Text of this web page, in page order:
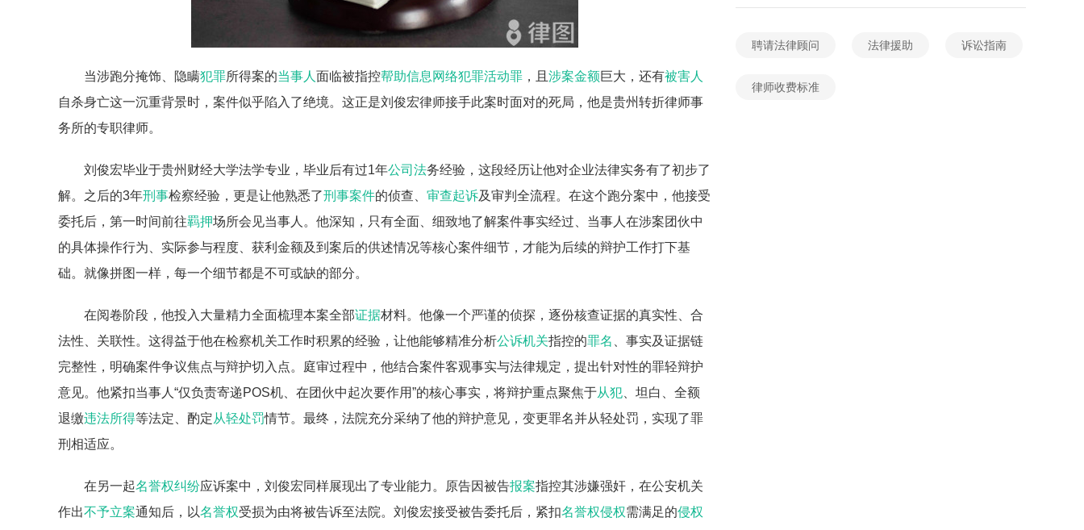
当涉跑分掩饰、隐瞒犯罪所得案的当事人 面临被指控帮助信息网络犯罪活动罪 ，且 涉案金额巨大，还有被害人
自杀身亡这一沉重背景时，案件似乎陷入了绝境。这正是刘俊宏律师接手此案时面对的死局，他是贵州转折律师事
务所的专职律师。
刘俊宏毕业于贵州财经大学法学专业，毕业后有过1年公司法务经验，这段经历让他对企业法律实务有了初步了
解。之后的3年刑事检察经验，更是让他熟悉了刑事案件的侦查、 审查起诉及审判全流程。在这个跑分案中，他接受
委托后，第一时间前往羁押场所会见当事人。他深知，只有全面、细致地了解案件事实经过、当事人在涉案团伙中
的具体操作行为、实际参与程度、获利金额及到案后的供述情况等核心案件细节，才能为后续的辩护工作打下基
础。就像拼图一样，每一个细节都是不可或缺的部分。
在阅卷阶段，他投入大量精力全面梳理本案全部证据材料。他像一个严谨的侦探，逐份核查证据的真实性、合
法性、关联性。这得益于他在检察机关工作时积累的经验，让他能够精准分析公诉机关指控的罪名
、事实及证据链
完整性，明确案件争议焦点与辩护切入点。庭审过程中，他结合案件客观事实与法律规定，提出针对性的罪轻辩护
意见。他紧扣当事人“仅负责寄递POS机、在团伙中起次要作用”的核心事实，将辩护重点聚焦于从犯 、坦白、全额
退缴违法所得等法定、酌定从轻处罚情节。最终，法院充分采纳了他的辩护意见，变更罪名并从轻处罚，实现了罪
刑相适应。
在另一起名誉权纠纷应诉案中，刘俊宏同样展现出了专业能力。原告因被告报案指控其涉嫌强奸，在公安机关
作出不予立案通知后，以名誉权受损为由将被告诉至法院。刘俊宏接受被告委托后，紧扣名誉权侵权需满足的侵权
聘请法律顾问 法律援助 诉讼指南
律师收费标准